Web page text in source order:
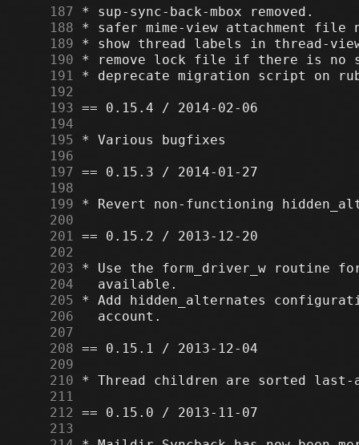
    187
    188
    189
    190
    191
    192
    193
    194
    195
    196
    197
    198
    199
    200
    201
    202
    203
    204
    205
    206
    207
    208
    209
    210
    211
    212
    213